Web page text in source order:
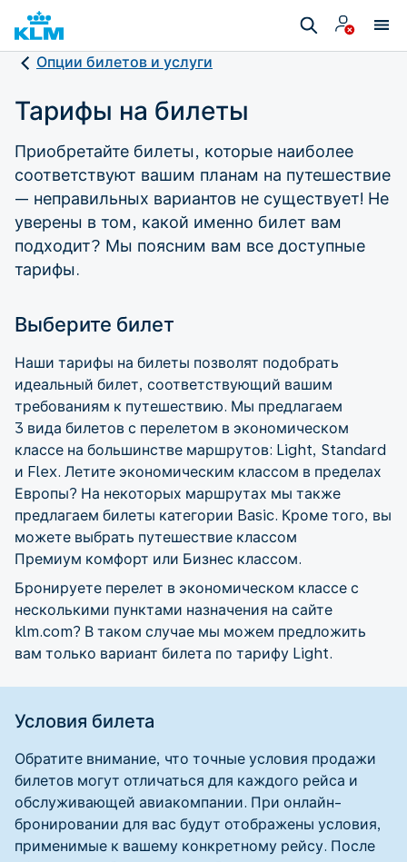
Опции билетов и услуги
Тарифы на билеты
Приобретайте билеты, которые наиболее
соответствуют вашим планам на путешествие
— неправильных вариантов не существует! Не
уверены в том, какой именно билет вам
подходит? Мы поясним вам все доступные
тарифы.
Выберите билет
Наши тарифы на билеты позволят подобрать
идеальный билет, соответствующий вашим
требованиям к путешествию. Мы предлагаем
3 вида билетов с перелетом в экономическом
классе на большинстве маршрутов: Light, Standard
и Flex. Летите экономическим классом в пределах
Европы? На некоторых маршрутах мы также
предлагаем билеты категории Basic. Кроме того, вы
можете выбрать путешествие классом
Премиум комфорт или Бизнес классом.
Бронируете перелет в экономическом классе с
несколькими пунктами назначения на сайте
klm.com? В таком случае мы можем предложить
вам только вариант билета по тарифу Light.
Условия билета
Обратите внимание, что точные условия продажи
билетов могут отличаться для каждого рейса и
обслуживающей авиакомпании. При онлайн-
бронировании для вас будут отображены условия,
применимые к вашему конкретному рейсу. После